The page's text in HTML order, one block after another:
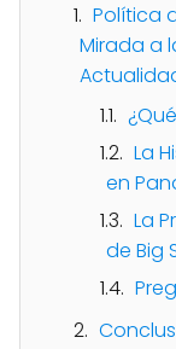
Política
Mirada a
La
en
La
de Big